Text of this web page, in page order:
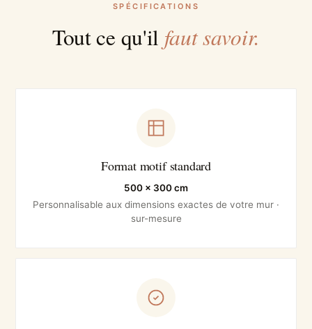
SPÉCIFICATIONS
Tout ce qu'il faut savoir.
Format motif standard
500 × 300 cm
Personnalisable aux dimensions exactes de votre mur ·
sur-mesure